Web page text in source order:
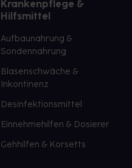
Krankenpflege &
Hilfsmittel
Aufbaunahrung &
Sondennahrung
Blasenschwäche &
Inkontinenz
Desinfektionsmittel
Einnehmehilfen & Dosierer
Gehhilfen & Korsetts